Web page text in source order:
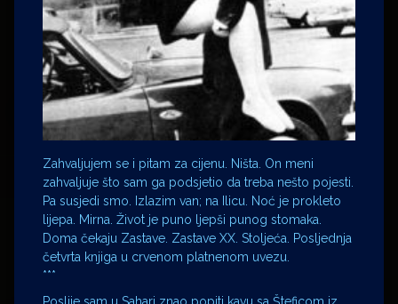
Zahvaljujem se i pitam za cijenu. Ništa. On meni
zahvaljuje što sam ga podsjetio da treba nešto pojesti.
Pa susjedi smo. Izlazim van; na Ilicu. Noć je prokleto
lijepa. Mirna. Život je puno ljepši punog stomaka.
Doma čekaju Zastave. Zastave XX. Stoljeća. Posljednja
četvrta knjiga u crvenom platnenom uvezu.
***